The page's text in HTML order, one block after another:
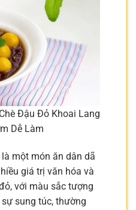
Đậu Đỏ Khoai Lang
Dễ Làm
một món ăn dân dã
giá trị văn hóa và
với màu sắc tượng
sung túc, thường